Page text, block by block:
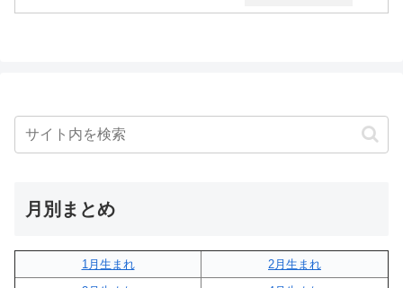
月別まとめ
1月生まれ
2月生まれ